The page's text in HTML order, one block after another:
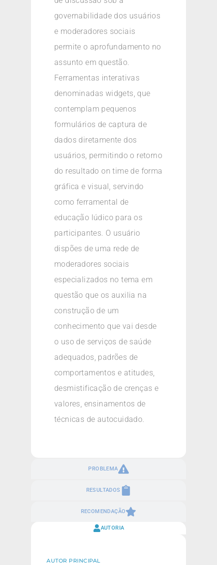
PROBLEMA
RESULTADOS
RECOMENDAÇÃO
governabilidade dos usuários
e moderadores sociais
permite o aprofundamento no
assunto em questão.
Ferramentas interativas
denominadas widgets, que
contemplam pequenos
formulários de captura de
dados diretamente dos
usuários, permitindo o retorno
do resultado on time de forma
gráfica e visual, servindo
como ferramental de
educação lúdico para os
participantes. O usuário
dispões de uma rede de
moderadores sociais
especializados no tema em
questão que os auxilia na
construção de um
conhecimento que vai desde
o uso de serviços de saúde
adequados, padrões de
comportamentos e atitudes,
desmistificação de crenças e
valores, ensinamentos de
técnicas de autocuidado.
AUTORIA
AUTOR PRINCIPAL